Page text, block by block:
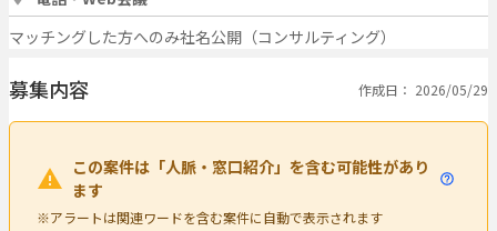
マッチングした方へのみ社名公開（コンサルティング）
募集内容 作成日： 2026/05/29
この案件は「人脈・窓口紹介」を含む可能性があり
ます
※アラートは関連ワードを含む案件に自動で表示されます